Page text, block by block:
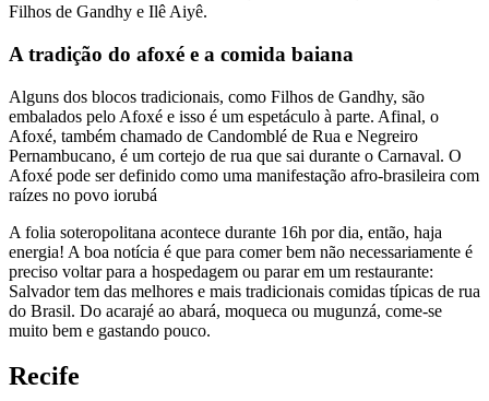
Filhos de Gandhy e Ilê Aiyê.
A tradição do afoxé e a comida baiana
Alguns dos blocos tradicionais, como Filhos de Gandhy, são
embalados pelo Afoxé e isso é um espetáculo à parte. Afinal, o
Afoxé, também chamado de Candomblé de Rua e Negreiro
Pernambucano, é um cortejo de rua que sai durante o Carnaval. O
Afoxé pode ser definido como uma manifestação afro-brasileira com
raízes no povo iorubá
A folia soteropolitana acontece durante 16h por dia, então, haja
energia! A boa notícia é que para comer bem não necessariamente é
preciso voltar para a hospedagem ou parar em um restaurante:
Salvador tem das melhores e mais tradicionais comidas típicas de rua
do Brasil. Do acarajé ao abará, moqueca ou mugunzá, come-se
muito bem e gastando pouco.
Recife